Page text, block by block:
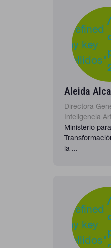
Undefined
array key
"apellidos"
Aleida
Directora
Inteligencia
Ministerio
la ...
Undefined
array key
"apellidos"